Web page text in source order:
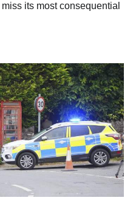
its most consequential